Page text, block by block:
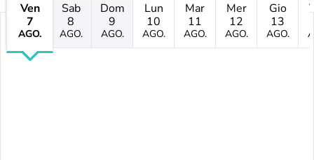
Ven
7
AGO.
Sab
8
AGO.
Dom
9
AGO.
Lun
10
AGO.
Mar
11
AGO.
Mer
12
AGO.
Gio
13
AGO.